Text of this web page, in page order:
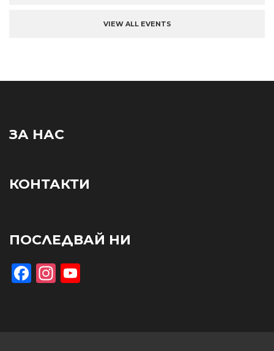
VIEW ALL EVENTS
ЗА НАС
КОНТАКТИ
ПОСЛЕДВАЙ НИ
Facebook
Instagram